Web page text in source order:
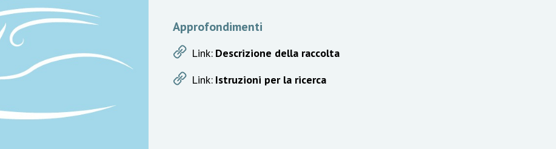
Approfondimenti
Link: Descrizione della raccolta
Link: Istruzioni per la ricerca